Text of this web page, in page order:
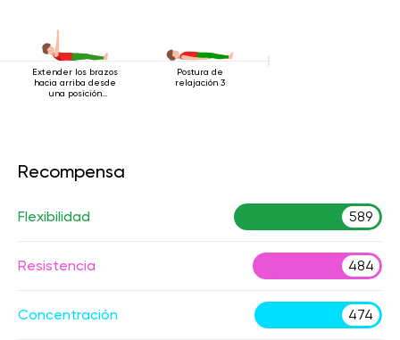
Extender los brazos
hacia arriba desde
una posición
Postura de
relajación 3
Recompensa
Flexibilidad 589
Resistencia 484
Concentración 474